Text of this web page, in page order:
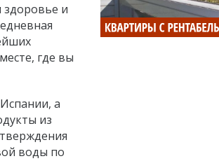
здоровье и
где вы
а
из
воды по